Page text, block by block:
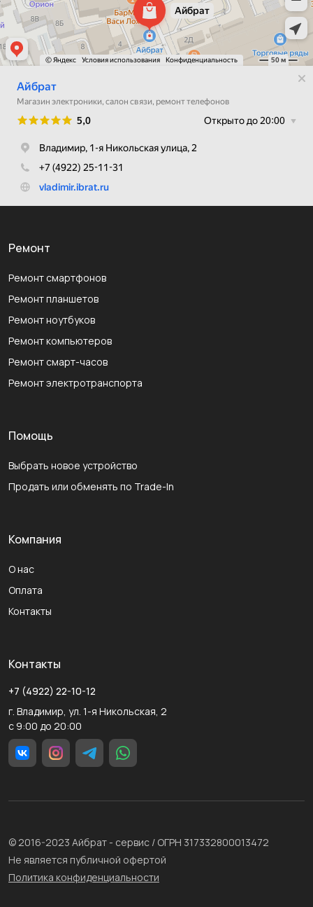
Ремонт
Ремонт смартфонов
Ремонт планшетов
Ремонт ноутбуков
Ремонт компьютеров
Ремонт смарт-часов
Ремонт электротранспорта
Помощь
Выбрать новое устройство
Продать или обменять по Trade-In
Компания
О нас
Оплата
Контакты
Контакты
+7 (4922) 22-10-12
г. Владимир, ул. 1-я Никольская, 2
с 9:00 до 20:00
© 2016-2023 Айбрат - сервис / ОГРН 317332800013472
Не является публичной офертой
Политика конфиденциальности